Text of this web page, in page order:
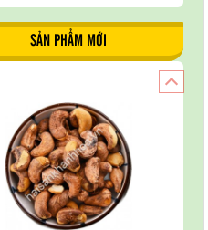
SẢN PHẨM MỚI